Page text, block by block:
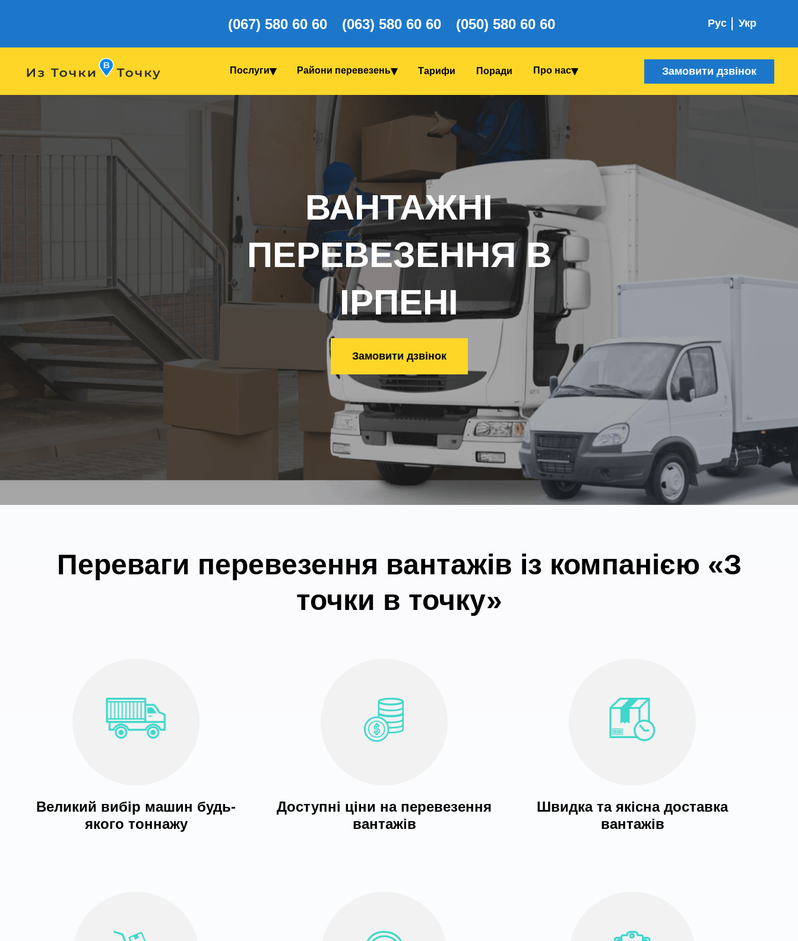
(067) 580 60 60 (063) 580 60 60 (050) 580 60 60 Рус Укр
Послуги Райони перевезень Тарифи Поради Про нас Замовити дзвінок
ВАНТАЖНІ
ПЕРЕВЕЗЕННЯ В
ІРПЕНІ
Замовити дзвінок
Переваги перевезення вантажів із компанією «З
точки в точку»
Великий вибір машин будь-
якого тоннажу
Доступні ціни на перевезення
вантажів
Швидка та якісна доставка
вантажів